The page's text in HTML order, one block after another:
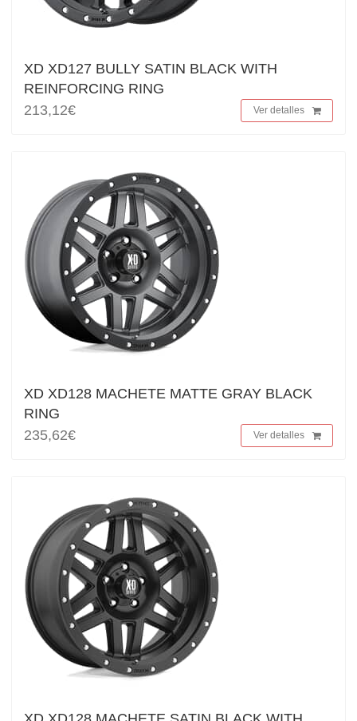
XD XD127 BULLY SATIN BLACK WITH
REINFORCING RING
213,12€
Ver detalles
XD XD128 MACHETE MATTE GRAY BLACK
RING
235,62€
Ver detalles